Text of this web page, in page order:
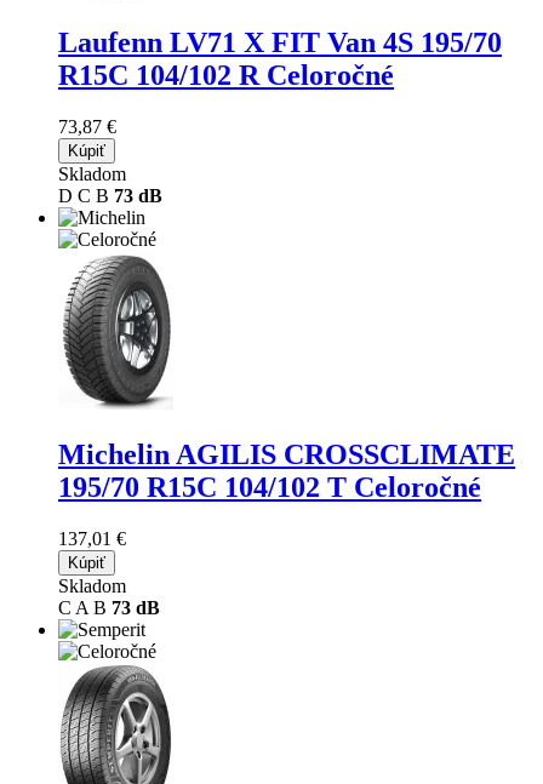
Laufenn LV71 X FIT Van 4S 195/70
R15C 104/102 R Celoročné
73,87 €
Kúpiť
Skladom
D C B 73 dB
Michelin AGILIS CROSSCLIMATE
195/70 R15C 104/102 T Celoročné
137,01 €
Kúpiť
Skladom
C A B 73 dB